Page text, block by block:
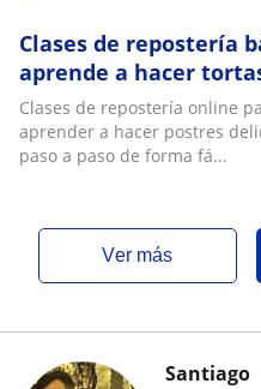
Clases de repostería
aprende a hacer
fáciles
Clases de repostería online
aprender a hacer postres
paso a paso de forma fá...
ver más
Santiago